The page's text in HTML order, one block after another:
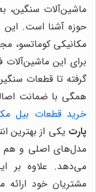
ماشین‌آلات سنگین،
حوزه آشنا است. این
برای این
گرفته تا قطعات
همگی با ضمانت
خرید قطعات بیل
پارت یکی از بهترین
مدل‌های اصلی و هم
می‌دهد. علاوه بر
مشتریان خود